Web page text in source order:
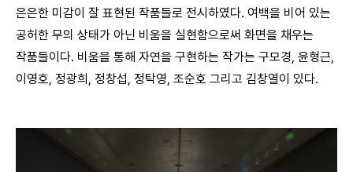
은은한 미감이 잘 표현된 작품들로 전시하였다. 여백을 비어 있는
공허한 무의 상태가 아닌 비움을 실현함으로써 화면을 채우는
작품들이다. 비움을 통해 자연을 구현하는 작가는 구모경, 윤형근,
이영호, 정광희, 정창섭, 정탁영, 조순호 그리고 김창열이 있다.